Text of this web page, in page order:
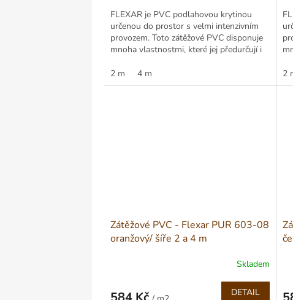
cena:
FLEXAR je PVC podlahovou krytinou
určenou do prostor s velmi intenzivním
provozem. Toto zátěžové PVC disponuje
mnoha vlastnostmi, které jej předurčují i
2 m
4 m
2
Zátěžové PVC - Flexar PUR 603-08
oranžový/ šíře 2 a 4 m
Skladem
DETAIL